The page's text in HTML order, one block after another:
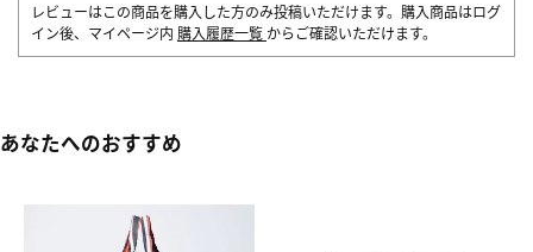
レビューはこの商品を購入した方のみ投稿いただけます。購入商品はログ
イン後、マイページ内 購入履歴一覧 からご確認いただけます。
あなたへのおすすめ